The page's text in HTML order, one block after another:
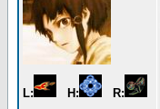
L: H: R: